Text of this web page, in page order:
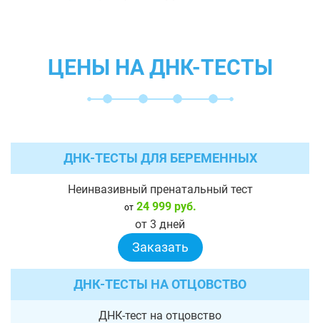
ЦЕНЫ НА ДНК-ТЕСТЫ
ДНК-ТЕСТЫ ДЛЯ БЕРЕМЕННЫХ
Неинвазивный пренатальный тест
от24 999 руб.
от 3 дней
Заказать
ДНК-ТЕСТЫ НА ОТЦОВСТВО
ДНК-тест на отцовство